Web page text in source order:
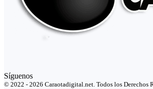
Síguenos
© 2022 - 2026 Caraotadigital.net. Todos los Derechos